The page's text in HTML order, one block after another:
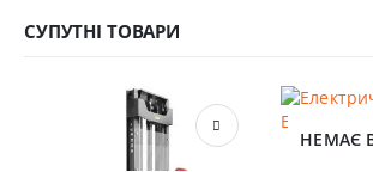
СУПУТНІ ТОВАРИ
НЕМАЄ